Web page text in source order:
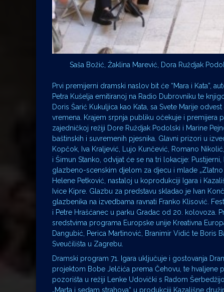
Saša Božić, Žaklina Marević, Dora Ruždjak
Prvi premijerni dramski naslov bit će “Mara i Kata”,
Petra Kušelja emitiranoj na Radio Dubrovniku te
Doris Šarić Kukuljica kao Kata, sa Svete Marije
vremena. Krajem srpnja publiku očekuje i premijera
zajedničkoj režiji Dore Ruždjak Podolski i Marine
baštinskih i suvremenih pjesnika. Glavni prizori u
Kopčok, Iva Kraljević, Lujo Kunčević, Romano
i Šimun Stanko, odvijat će se na tri lokacije:
glazbeno-scenskim djelom za djecu i mlade
Helene Petković, nastaloj u koprodukciji Igara i
Ivice Kipre. Glazbu za predstavu skladao je Ivan
glazbenika na izvedbama ravnati Franko Klisović.
i Petre Hrašćanec u parku Gradac od 20. kolovoza.
sredstvima programa Europske unije Kreativna
Dangubić, Perica Martinović, Branimir Vidić te Boris
Sveučilišta u Zagrebu.
Dramski program 71. Igara uključuje i gostovanja
projektom Bobe Jelčića prema Čehovu, te hvaljene
pozorišta u režiji Lenke Udovički s Radom
„Marta i sedam strahova“ u produkciji Kazališne